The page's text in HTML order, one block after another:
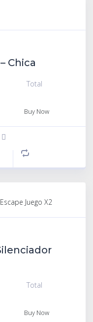
Chica
Total
Buy Now
Total
Buy Now